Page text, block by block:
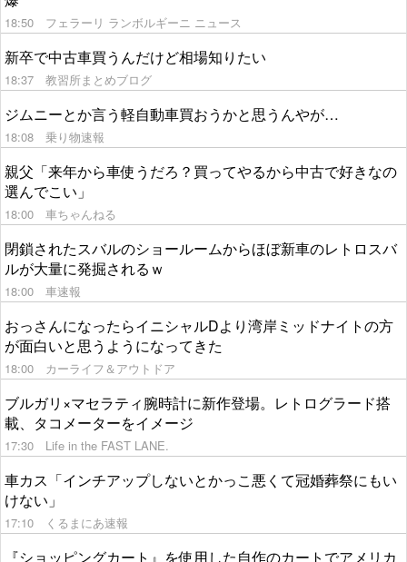
18:50 フェラーリ ランボルギーニ ニュース
新卒で中古車買うんだけど相場知りたい
18:37 教習所まとめブログ
ジムニーとか言う軽自動車買おうかと思うんやが…
18:08 乗り物速報
親父「来年から車使うだろ？買ってやるから中古で好きなの
選んでこい」
18:00 車ちゃんねる
閉鎖されたスバルのショールームからほぼ新車のレトロスバ
ルが大量に発掘されるｗ
18:00 車速報
おっさんになったらイニシャルDより湾岸ミッドナイトの方
が面白いと思うようになってきた
18:00 カーライフ＆アウトドア
ブルガリ×マセラティ腕時計に新作登場。レトログラード搭
載、タコメーターをイメージ
17:30 Life in the FAST LANE.
車カス「インチアップしないとかっこ悪くて冠婚葬祭にもい
けない」
17:10 くるまにあ速報
『ショッピングカート』を使用した自作のカートでアメリカ